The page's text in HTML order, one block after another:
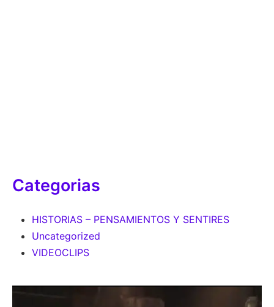
Categorias
HISTORIAS – PENSAMIENTOS Y SENTIRES
Uncategorized
VIDEOCLIPS